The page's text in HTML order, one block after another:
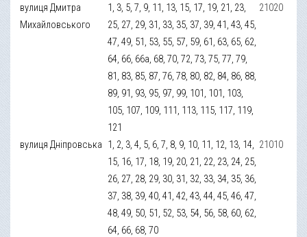
вулиця Дмитра
Михайловського
1, 3, 5, 7, 9, 11, 13, 15, 17, 19, 21, 23,
25, 27, 29, 31, 33, 35, 37, 39, 41, 43, 45,
47, 49, 51, 53, 55, 57, 59, 61, 63, 65, 62,
64, 66, 66а, 68, 70, 72, 73, 75, 77, 79,
81, 83, 85, 87, 76, 78, 80, 82, 84, 86, 88,
89, 91, 93, 95, 97, 99, 101, 101, 103,
105, 107, 109, 111, 113, 115, 117, 119,
121
21020
вулиця Дніпровська 1, 2, 3, 4, 5, 6, 7, 8, 9, 10, 11, 12, 13, 14,
15, 16, 17, 18, 19, 20, 21, 22, 23, 24, 25,
26, 27, 28, 29, 30, 31, 32, 33, 34, 35, 36,
37, 38, 39, 40, 41, 42, 43, 44, 45, 46, 47,
48, 49, 50, 51, 52, 53, 54, 56, 58, 60, 62,
64, 66, 68, 70
21010